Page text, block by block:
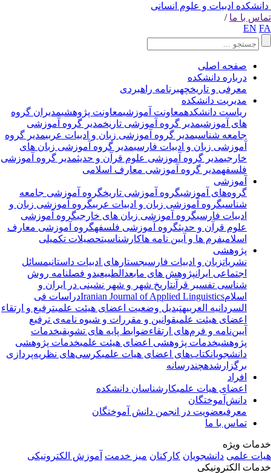
ادبیات و علوم انسانی
با ما /
EN
صفحه اصلی
درباره دانشکده
معرفی و تاریخچهبرنامه راهبردی
مدیریت دانشکده
ریاست دانشکدهمعاونت آموزشیمعاونت پژوهشیمدیران گروه
های آموزشیمدیر گروه آموزشی تاریخمدیر گروه آموزشی
جامعه شناسیمدیر گروه آموزشی زبان و ادبیات عربی مدیر گروه
آموزشی زبان و ادبیات فارسیمدیر گروه آموزشی زبان های
خارجیمدیر گروه آموزشی علوم قرآن و حدیثمدیر گروه آموزشی
فلسفهمدیر گروه آموزشی معارف اسلامی
آموزشی
گروه‌های آموزشیگروه آموزشی تاریخگروه آموزشی جامعه
شناسیگروه آموزشی زبان و ادبیات عربی گروه آموزشی زبان و
ادبیات فارسیگروه آموزشی زبان های خارجیگروه آموزشی
علوم قرآن و حدیثگروه آموزشی فلسفهگروه آموزشی معارف
اسلامیفرم ها و آیین نامه هاکارشناسیتحصیلات تکمیلی
پژوهشی
نشریاتزبان و ادبیات فارسیجستارهای ادبیات داستانیمسائل
اجتماعی ایران پژوهش های مابعدالطبیعیدو فصلنامه روش
شناسی تفسیر قرآن تاریخ شهر و شهر نشینی در ایران و
اسلامIranian Journal of Applied Linguisticsدراسات فی
السردانیه العربیهتبدیل وضعیت اعضای هیئت علمیترفیع و ارتقاء
اعضای هیئت علمیقوانین و مقررات و شیوه نامه‌ی ترفیع
آیین‌نامه و فرم‌های ارتقاءضوابط پایه های تشویقیخدمات
پژوهشیخدمات پژوهشی اعضای هیئت علمیخدمات پژوهشی
دانشجویانکتاب‌های اعضای هیات علمیکرسی‌های نظریه‌پردازی
برگزارشدهچندرسانه
افراد
اعضای هیات علمیکارشناسان دانشکده
دانش‌آموختگان
معرفیعضویت در انجمن دانش آموختگان
تماس با ما
ویژه
علمی دانشجویان کارکنان میز خدمت آموزش الکترونیکی
الکترونیکی